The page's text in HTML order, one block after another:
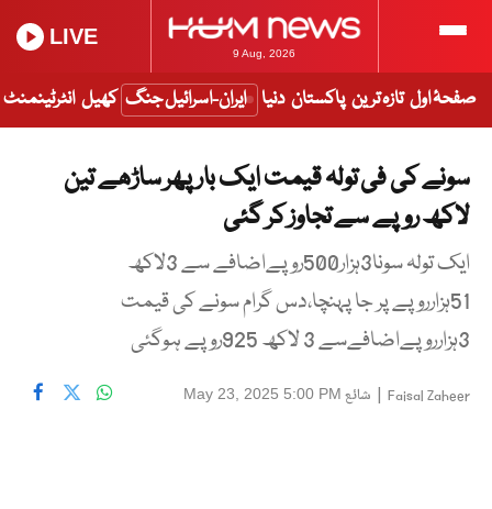
9 Aug, 2026
LIVE
صفحۂ اول تازہ ترین پاکستان دنیا ایران-اسرائیل جنگ کھیل انٹرٹینمنٹ
سونے کی فی تولہ قیمت ایک بار پھر ساڑھے تین
لاکھ روپے سے تجاوز کر گئی
ایک تولہ سونا3ہزار500روپےاضافے سے 3لاکھ
51ہزارروپے پر جا پہنچا،دس گرام سونے کی قیمت
3ہزارروپےاضافےسے 3 لاکھ 925روپے ہوگئی
Faisal Zaheer
| شائع May 23, 2025 5:00 PM